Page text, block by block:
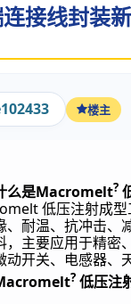
接线封装
楼主
么是Macromelt?
低压注射成
、耐温、抗冲击、
，主要应用于精密
动开关、电感器、
? 低压注